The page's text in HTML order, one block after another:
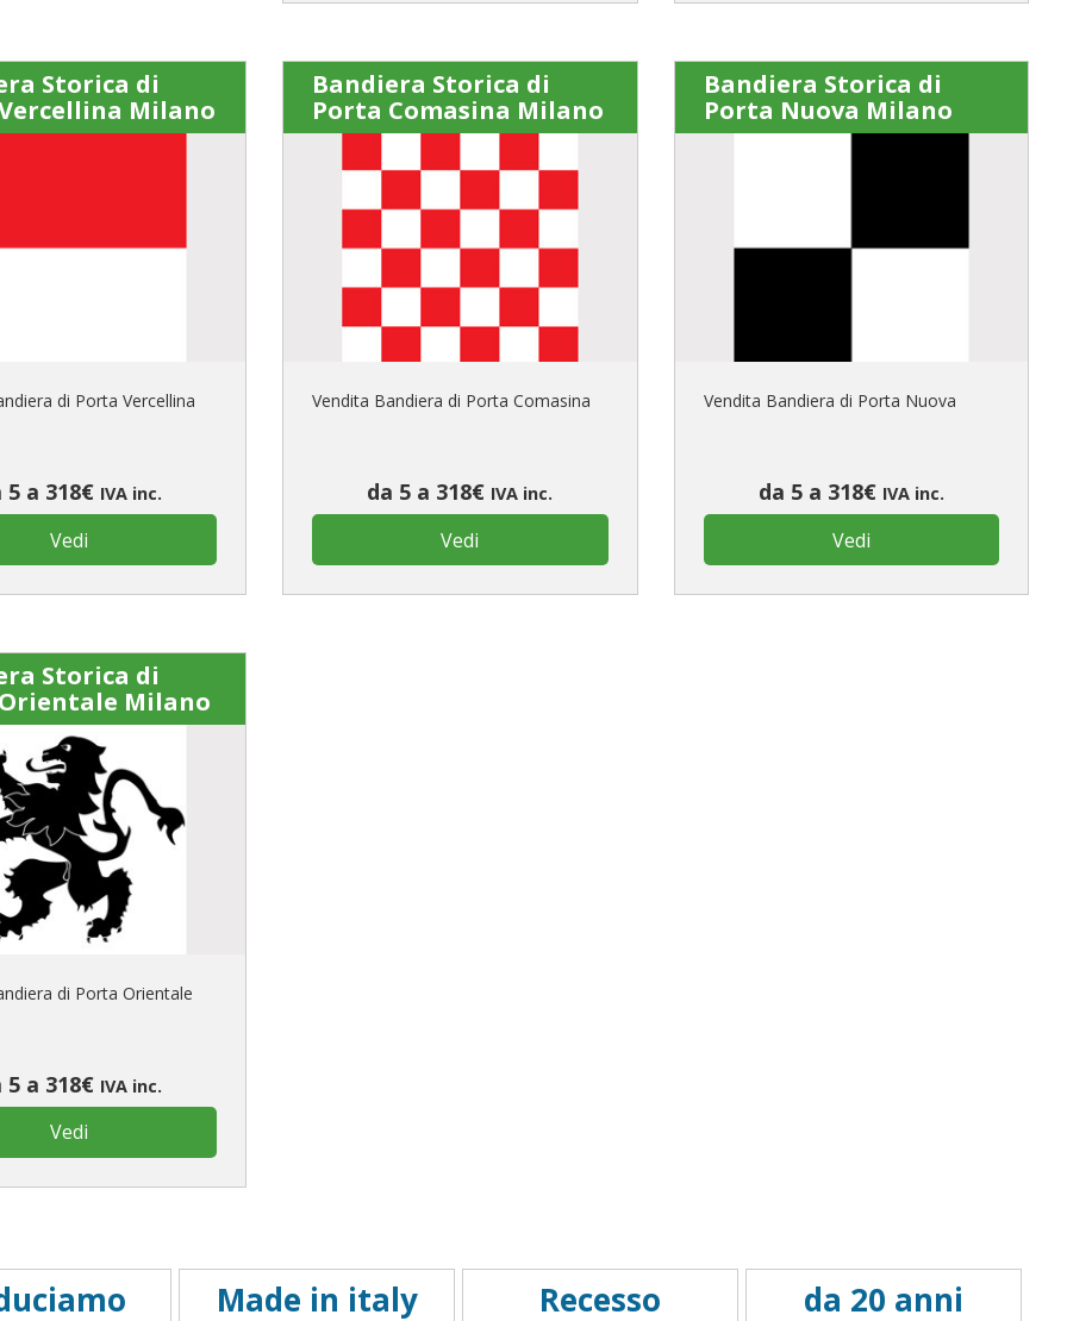
Storica di
Milano
di Porta Vercellina
5 a 318€ IVA inc.
Vedi
Bandiera Storica di
Porta Comasina Milano
Vendita Bandiera di Porta Comasina
da 5 a 318€ IVA inc.
Vedi
Bandiera Storica di
Porta Nuova Milano
Vendita Bandiera di Porta Nuova
da 5 a 318€ IVA inc.
Vedi
Storica di
Milano
di Porta Orientale
5 a 318€ IVA inc.
Vedi
Made in italy Recesso da 20 anni